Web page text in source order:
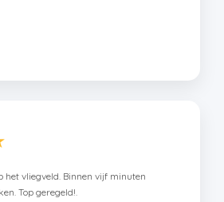
het vliegveld. Binnen vijf minuten
Top geregeld!.